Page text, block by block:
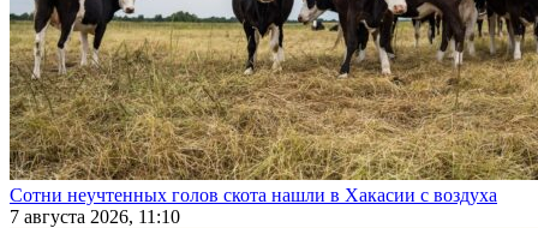
Сотни неучтенных голов скота нашли в Хакасии с воздуха
7 августа 2026, 11:10